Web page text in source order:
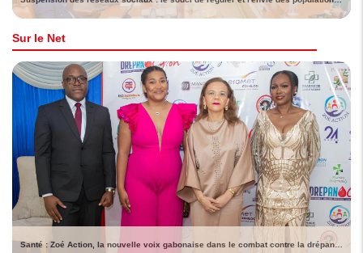
Sur le Net
Santé : Zoé Action, la nouvelle voix gabonaise dans le combat contre la drépanocytose